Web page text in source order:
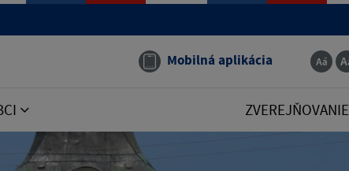
Mobilná aplikácia
ZVEREJŇOVANIE